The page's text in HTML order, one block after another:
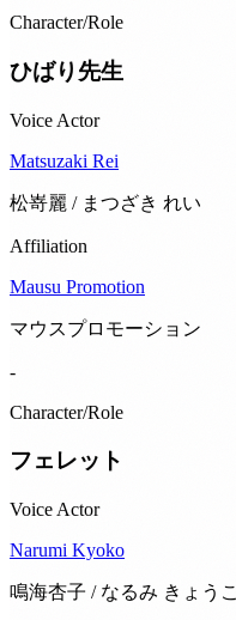
Character/Role
ひばり先生
Voice Actor
Matsuzaki Rei
松嵜麗 / まつざき れい
Affiliation
Mausu Promotion
マウスプロモーション
-
Character/Role
フェレット
Voice Actor
Narumi Kyoko
鳴海杏子 / なるみ きょうこ